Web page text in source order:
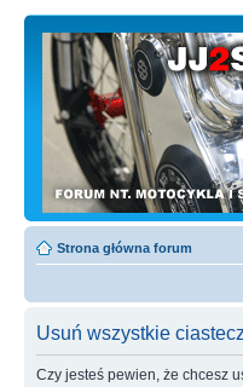
Strona główna forum
Usuń wszystkie
Czy jesteś pewien, że chcesz